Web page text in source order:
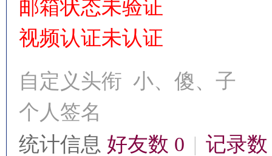
邮箱状态未验证
视频认证未认证
自定义头衔 小、傻、子
个人签名
统计信息 好友数 0 | 记录数